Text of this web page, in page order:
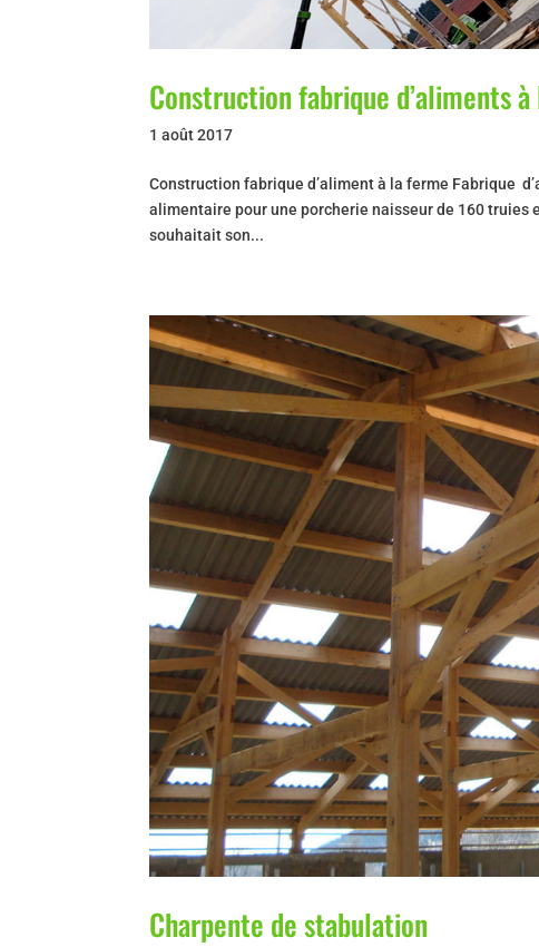
Construction fabrique d’aliments
1 août 2017
Construction fabrique d’aliment à la ferme Fabrique
alimentaire pour une porcherie naisseur de 160 truies
souhaitait son...
Charpente de stabulation